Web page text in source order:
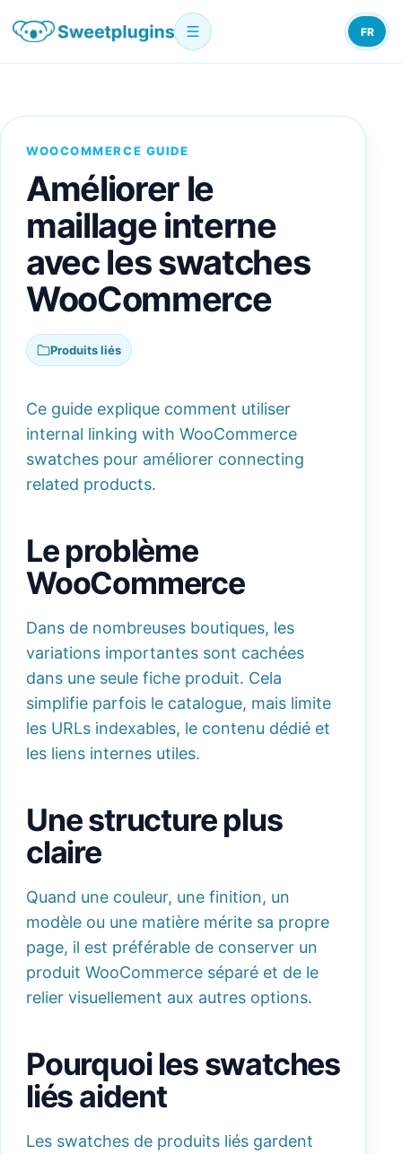
FR
WOOCOMMERCE GUIDE
Améliorer le
maillage interne
avec les swatches
WooCommerce
Produits liés
Ce guide explique comment utiliser
internal linking with WooCommerce
swatches pour améliorer connecting
related products.
Le problème
WooCommerce
Dans de nombreuses boutiques, les
variations importantes sont cachées
dans une seule fiche produit. Cela
simplifie parfois le catalogue, mais limite
les URLs indexables, le contenu dédié et
les liens internes utiles.
Une structure plus
claire
Quand une couleur, une finition, un
modèle ou une matière mérite sa propre
page, il est préférable de conserver un
produit WooCommerce séparé et de le
relier visuellement aux autres options.
Pourquoi les swatches
liés aident
Les swatches de produits liés gardent